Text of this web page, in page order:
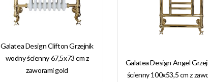
Galatea Design Clifton Grzejnik
wodny ścienny 67,5x73 cm z
zaworami gold
Galatea Design Angel
ścienny 100x53,5 cm z